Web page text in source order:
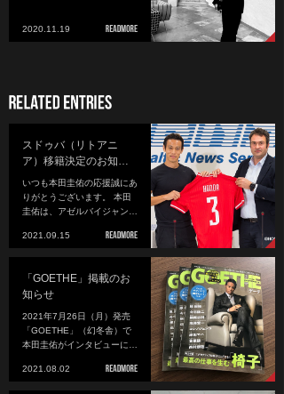
2020.11.19
スドゥバ（リトアニ
ア）移籍決定のお知…
いつも本田圭佑の応援誠にあ
りがとうございます。 本田
圭佑は、アゼルバイジャン…
2021.09.15
「GOETHE」掲載のお
知らせ
2021年7月26日（月）発売
「GOETHE」（幻冬舎）で
本田圭佑がインタビューに…
2021.08.02